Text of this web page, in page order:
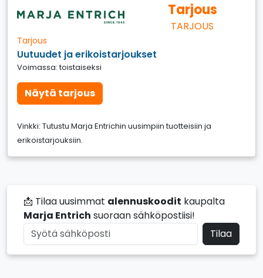
Tarjous
TARJOUS
Tarjous
Uutuudet ja erikoistarjoukset
Voimassa: toistaiseksi
Näytä tarjous
Vinkki: Tutustu Marja Entrichin uusimpiin tuotteisiin ja
erikoistarjouksiin.
📩 Tilaa uusimmat alennuskoodit kaupalta
Marja Entrich suoraan sähköpostiisi!
Tilaa